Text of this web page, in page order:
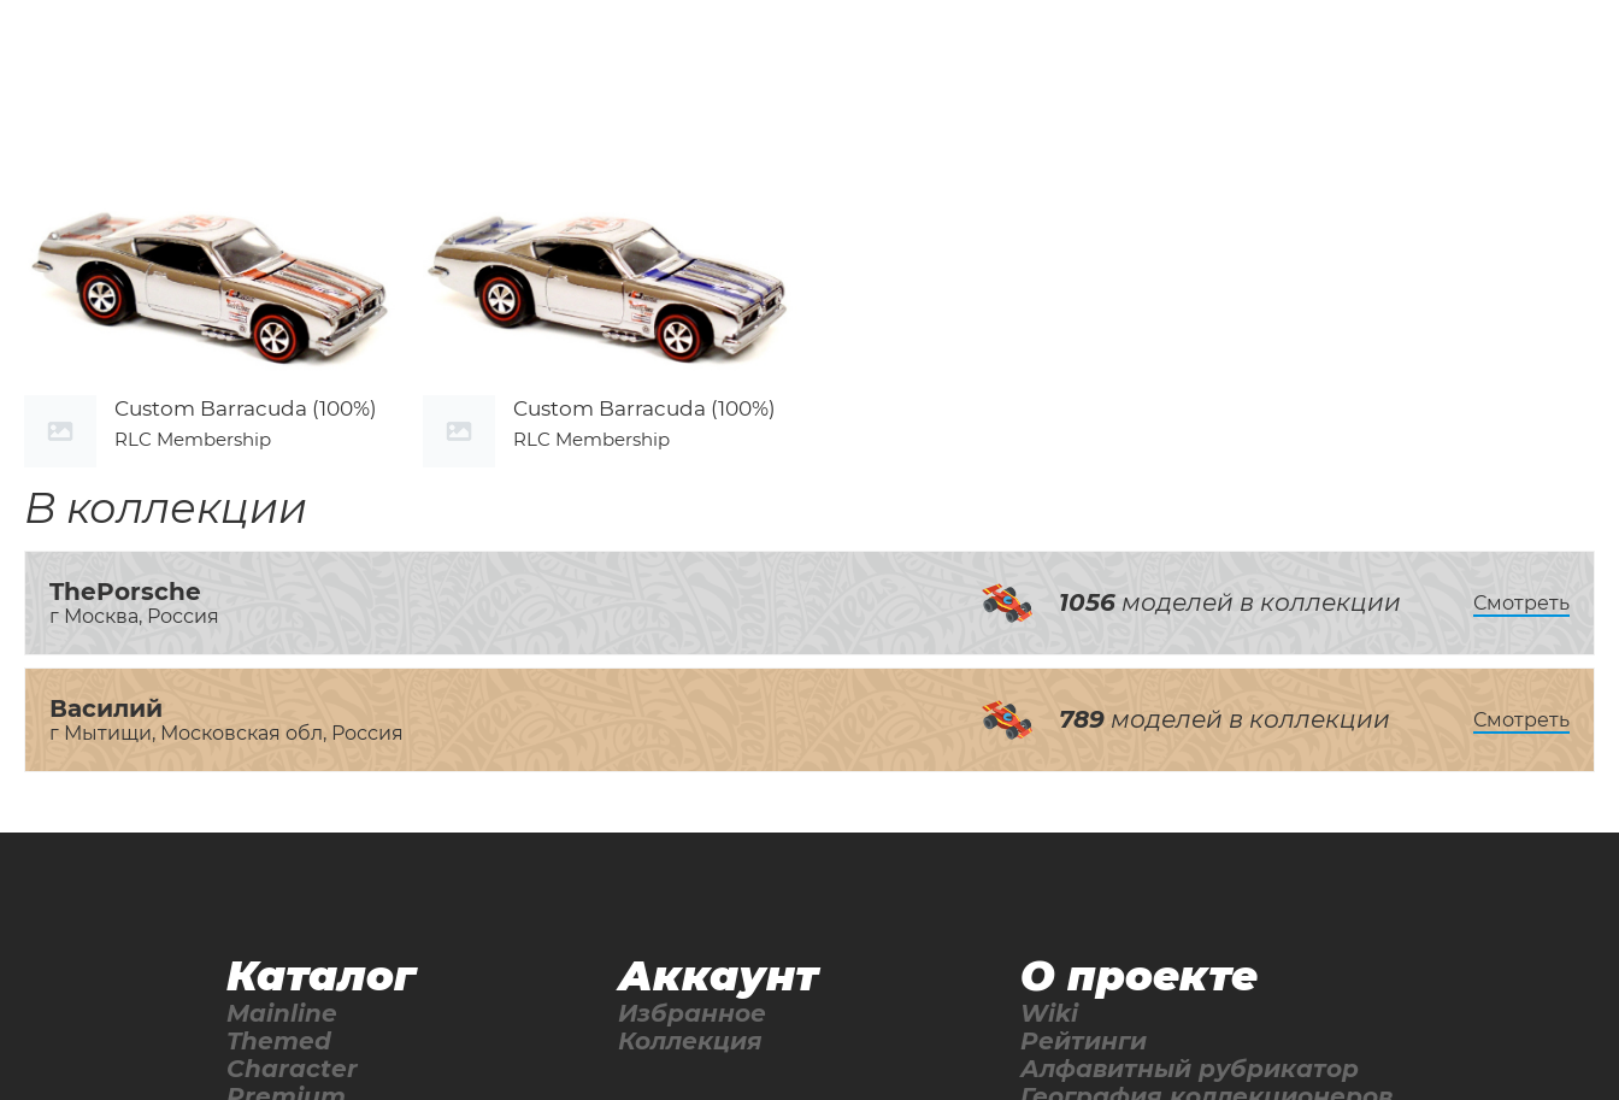
Custom Barracuda (100%)
RLC Membership
Custom Barracuda (100%)
RLC Membership
В коллекции
ThePorsche
г Москва, Россия 1056 моделей в коллекции Смотреть
Василий
г Мытищи, Московская обл, Россия 789 моделей в коллекции Смотреть
Каталог
Mainline
Themed
Character
Аккаунт
Избранное
Коллекция
О проекте
Wiki
Рейтинги
Алфавитный рубрикатор